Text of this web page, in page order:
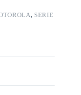
, SERIE